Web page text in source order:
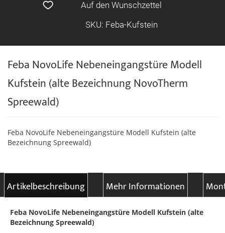
Feba NovoLife Nebeneingangstüre Modell
Kufstein (alte Bezeichnung NovoTherm
Spreewald)
Auf den Wunschzettel
SKU: Feba-Kufstein
Feba NovoLife Nebeneingangstüre Modell Kufstein (alte
Bezeichnung Spreewald)
Artikelbeschreibung Mehr Informationen
Feba NovoLife Nebeneingangstüre Modell Kufstein (alte
Bezeichnung Spreewald)